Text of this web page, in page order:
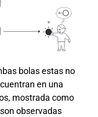
bolas estas no
en una
mostrada como
observadas